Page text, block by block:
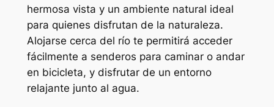
hermosa vista y un ambiente natural ideal
para quienes disfrutan de la naturaleza.
Alojarse cerca del río te permitirá acceder
fácilmente a senderos para caminar o andar
en bicicleta, y disfrutar de un entorno
relajante junto al agua.